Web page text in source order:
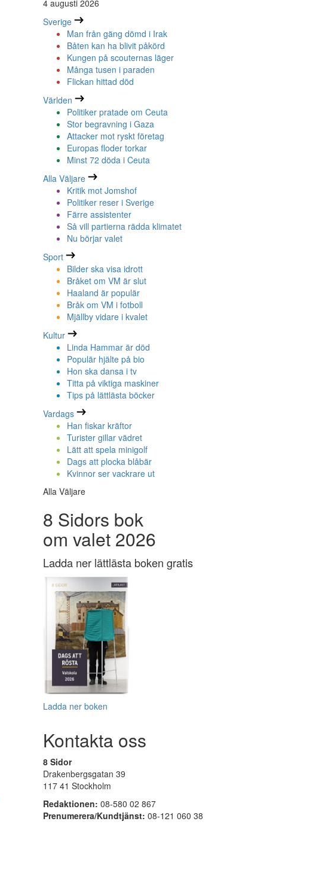
4 augusti 2026
Sverige
Man från gäng dömd i Irak
Båten kan ha blivit påkörd
Kungen på scouternas läger
Många tusen i paraden
Flickan hittad död
Världen
Politiker pratade om Ceuta
Stor begravning i Gaza
Attacker mot ryskt företag
Europas floder torkar
Minst 72 döda i Ceuta
Alla Väljare
Kritik mot Jomshof
Politiker reser i Sverige
Färre assistenter
Så vill partierna rädda klimatet
Nu börjar valet
Sport
Bilder ska visa idrott
Bråket om VM är slut
Haaland är populär
Bråk om VM i fotboll
Mjällby vidare i kvalet
Kultur
Linda Hammar är död
Populär hjälte på bio
Hon ska dansa i tv
Titta på viktiga maskiner
Tips på lättlästa böcker
Vardags
Han fiskar kräftor
Turister gillar vädret
Lätt att spela minigolf
Dags att plocka blåbär
Kvinnor ser vackrare ut
Alla Väljare
8 Sidors bok
om valet 2026
Ladda ner lättlästa boken gratis
Ladda ner boken
Kontakta oss
8 Sidor
Drakenbergsgatan 39
117 41 Stockholm
Redaktionen: 08-580 02 867
Prenumerera/Kundtjänst: 08-121 060 38